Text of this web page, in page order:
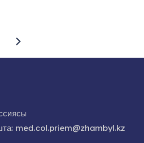
med.col.priem@zhambyl.kz